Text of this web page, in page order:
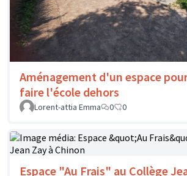
Aménagement d'un espace
faire l'école dehors
Lorent-attia Emma
0 0
Espace "Au Frais" au Collège